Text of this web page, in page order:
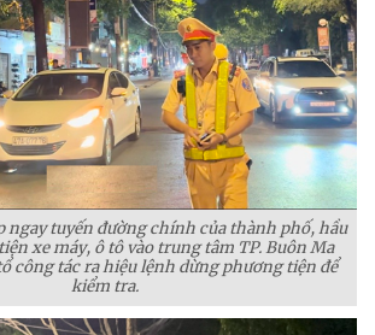
ngay tuyến đường chính của thành phố, hầu
xe máy, ô tô vào trung tâm TP. Buôn Ma
công tác ra hiệu lệnh dừng phương tiện để
kiểm tra.